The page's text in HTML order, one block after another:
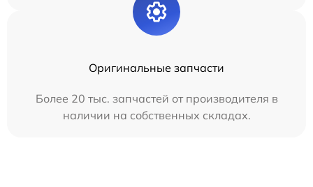
Оригинальные запчасти
Более 20 тыс. запчастей от производителя в
наличии на собственных складах.